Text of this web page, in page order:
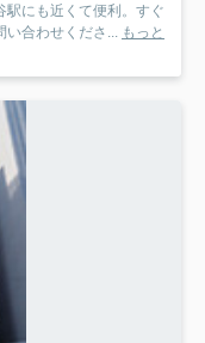
駅にも近くて便利。すぐ
い合わせくださ... もっと